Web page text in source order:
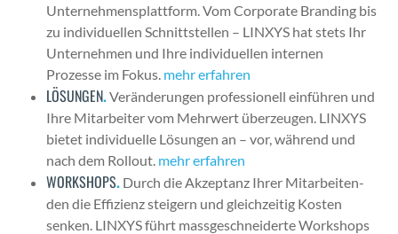
Unternehmen­splat­tform. Vom Cor­po­rate Brand­ing bis
zu indi­vidu­ellen Schnittstellen – LINXYS hat stets Ihr
Unternehmen und Ihre indi­vidu­ellen inter­nen
Prozesse im Fokus. mehr erfahren
LÖSUNGEN.Verän­derun­gen pro­fes­sionell ein­führen und
Ihre Mitar­beit­er vom Mehrw­ert überzeu­gen. LINXYS
bietet indi­vidu­elle Lösun­gen an – vor, während und
nach dem Roll­out. mehr erfahren
WORKSHOPS. Durch die Akzep­tanz Ihrer Mitar­bei­t­en­
den die Effizienz steigern und gle­ichzeit­ig Kosten
senken. LINXYS führt mass­geschnei­derte Work­shops